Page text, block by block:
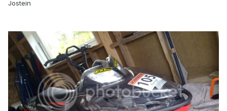
Jostein